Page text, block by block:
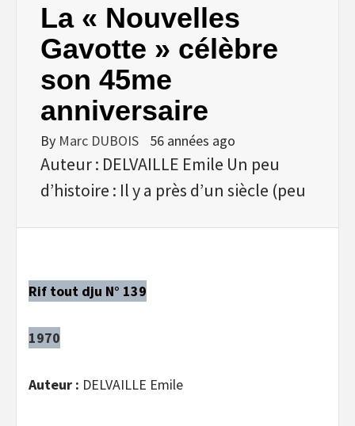
La « Nouvelles
Gavotte » célèbre
son 45me
anniversaire
By Marc DUBOIS 56 années ago
Auteur : DELVAILLE Emile Un peu
d’histoire : Il y a près d’un siècle (peu
Rif tout dju N° 139
1970
Auteur : DELVAILLE Emile